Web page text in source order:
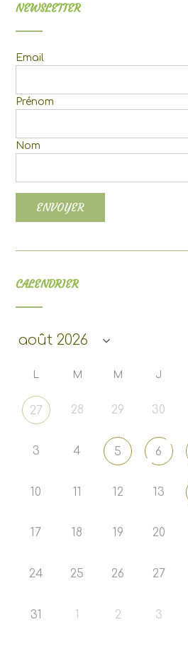
NEWSLETTER
Email
Prénom
Nom
CALENDRIER
L M M J
27 28 29 30
3 4 5 6
10 11 12 13
17 18 19 20
24 25 26 27
31 1 2 3